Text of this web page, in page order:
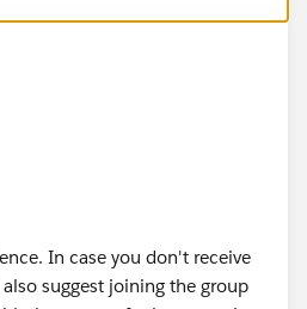
In case you don't receive
suggest joining the group